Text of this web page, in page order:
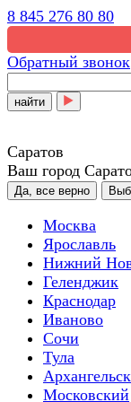
8 845 276 80 80
Обратный звонок
найти
Саратов
Ваш город
Да, все верно
Москва
Ярославль
Нижний
Геленджик
Краснодар
Иваново
Сочи
Тула
Архангельск
Московский